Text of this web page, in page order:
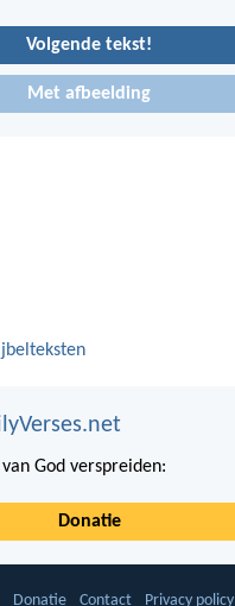
Volgende tekst!
Met afbeelding
God verspreiden:
Donatie
Donatie Contact Privacy policy